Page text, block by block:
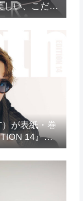
しい、こだわ
が表紙・巻
14』が